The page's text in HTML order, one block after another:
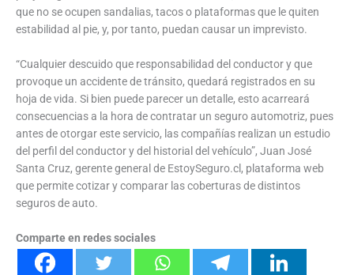
que no se ocupen sandalias, tacos o plataformas que le quiten
estabilidad al pie, y, por tanto, puedan causar un imprevisto.
“Cualquier descuido que responsabilidad del conductor y que
provoque un accidente de tránsito, quedará registrados en su
hoja de vida. Si bien puede parecer un detalle, esto acarreará
consecuencias a la hora de contratar un seguro automotriz, pues
antes de otorgar este servicio, las compañías realizan un estudio
del perfil del conductor y del historial del vehículo”, Juan José
Santa Cruz, gerente general de EstoySeguro.cl, plataforma web
que permite cotizar y comparar las coberturas de distintos
seguros de auto.
Comparte en redes sociales